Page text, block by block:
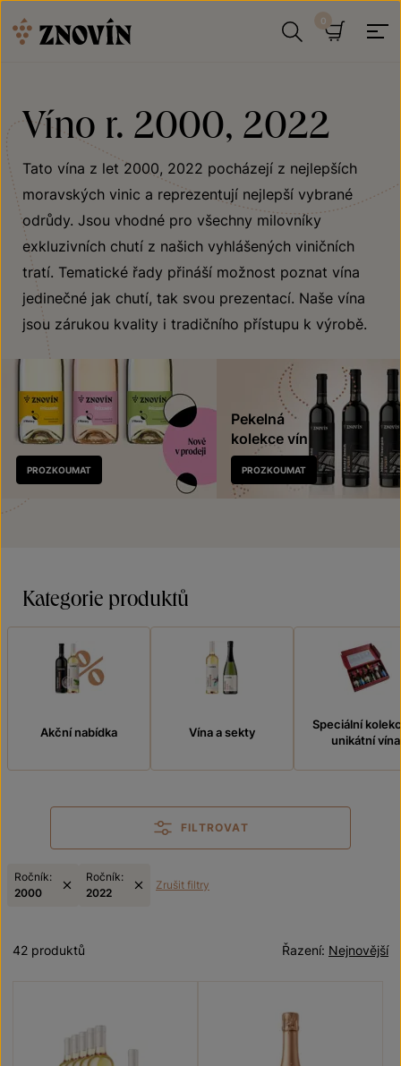
Víno r. 2000, 2022
Tato vína z let 2000, 2022 pocházejí z nejlepších
moravských vinic a reprezentují nejlepší vybrané
odrůdy. Jsou vhodné pro všechny milovníky
exkluzivních chutí z našich vyhlášených viničních
tratí. Tematické řady přináší možnost poznat vína
jedinečné jak chutí, tak svou prezentací. Naše vína
jsou zárukou kvality i tradičního přístupu k výrobě.
Nově
v prodeji
PROZKOUMAT
Pekelná
kolekce vín
PROZKOUMAT
Kategorie produktů
Akční nabídka Vína a sekty
Speciální
unikátní vína
FILTROVAT
Ročník:
2000
Ročník:
2022
Zrušit filtry
Nejnovější
Řazení:
42 produktů